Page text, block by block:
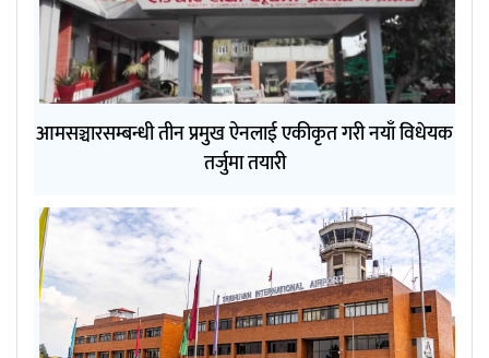
आमसञ्चारसम्बन्धी तीन प्रमुख ऐनलाई एकीकृत गरी नयाँ विधेयक
तर्जुमा तयारी